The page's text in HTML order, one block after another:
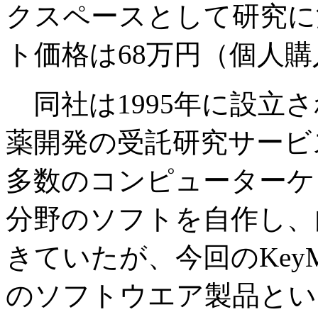
クスペースとして研究
ト価格は68万円（個人
同社は1995年に設立
薬開発の受託研究サー
多数のコンピューター
分野のソフトを自作し
きていたが、今回の
のソフトウエア製品と